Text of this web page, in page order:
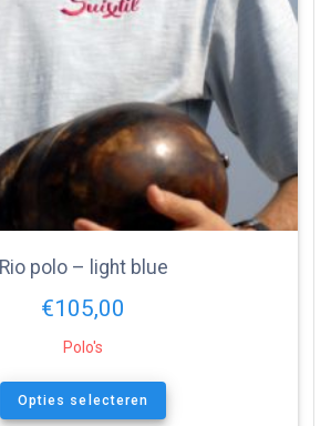
Rio polo – light blue
€105,00
Polo's
Opties selecteren